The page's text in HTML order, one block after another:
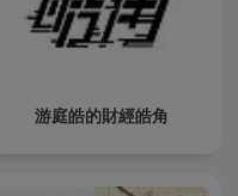
游庭皓的財經皓角